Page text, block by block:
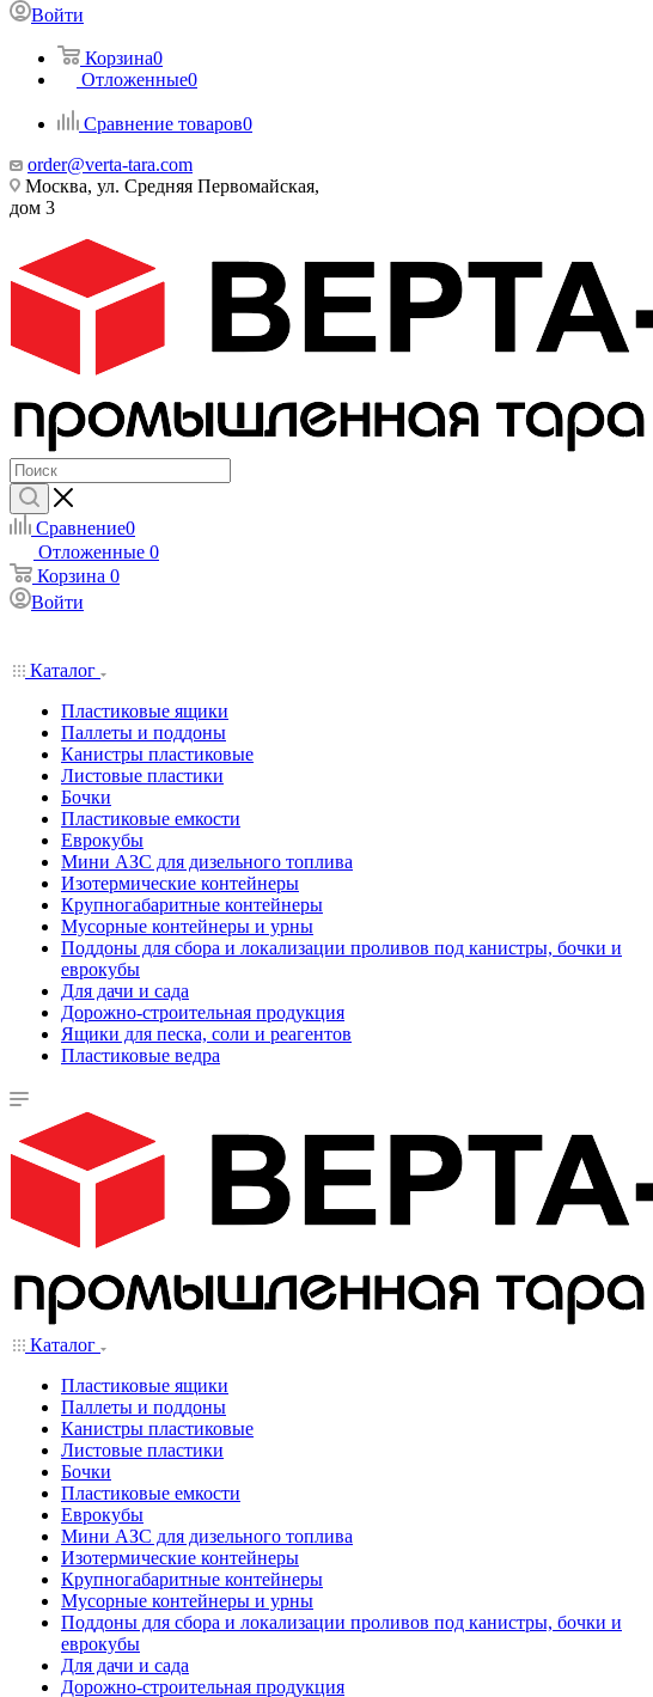
Войти
Корзина0
Отложенные0
Сравнение товаров0
order@verta-tara.com
Москва, ул. Средняя Первомайская,
дом 3
Сравнение0
Отложенные 0
Корзина 0
Войти
Каталог
Пластиковые ящики
Паллеты и поддоны
Канистры пластиковые
Листовые пластики
Бочки
Пластиковые емкости
Еврокубы
Мини АЗС для дизельного топлива
Изотермические контейнеры
Крупногабаритные контейнеры
Мусорные контейнеры и урны
Поддоны для сбора и локализации проливов под канистры, бочки и
еврокубы
Для дачи и сада
Дорожно-строительная продукция
Ящики для песка, соли и реагентов
Пластиковые ведра
Каталог
Пластиковые ящики
Паллеты и поддоны
Канистры пластиковые
Листовые пластики
Бочки
Пластиковые емкости
Еврокубы
Мини АЗС для дизельного топлива
Изотермические контейнеры
Крупногабаритные контейнеры
Мусорные контейнеры и урны
Поддоны для сбора и локализации проливов под канистры, бочки и
еврокубы
Для дачи и сада
Дорожно-строительная продукция